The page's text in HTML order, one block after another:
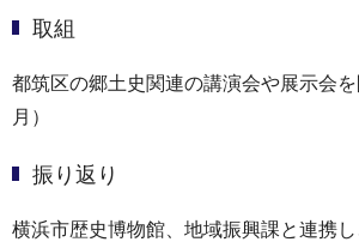
取組
都筑区の郷土史関連の講演会や展示会
月）
振り返り
横浜市歴史博物館、地域振興課と連携